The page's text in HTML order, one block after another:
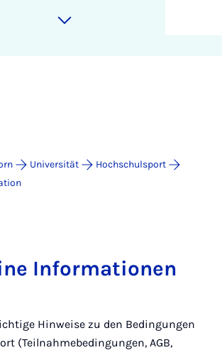
Universität
Hochschulsport
Informationen
Hinweise zu den Bedingungen
(Teilnahmebedingungen, AGB,